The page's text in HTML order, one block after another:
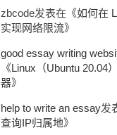
zbcode发表在《如何在
实现网络限流》
good essay writing
《Linux（Ubuntu 20.04
器》
help to write an essay发
查询IP归属地》